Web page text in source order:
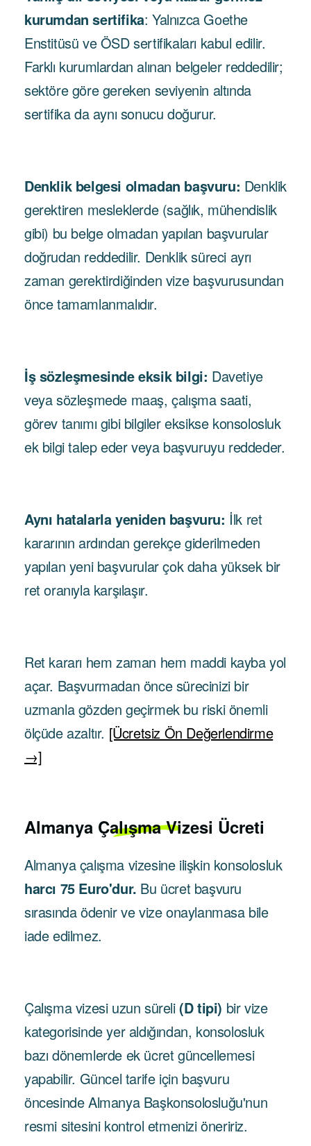
kurumdan sertifika: Yalnızca Goethe
Enstitüsü ve ÖSD sertifikaları kabul edilir.
Farklı kurumlardan alınan belgeler reddedilir;
sektöre göre gereken seviyenin altında
sertifika da aynı sonucu doğurur.
Denklik belgesi olmadan başvuru: Denklik
gerektiren mesleklerde (sağlık, mühendislik
gibi) bu belge olmadan yapılan başvurular
doğrudan reddedilir. Denklik süreci ayrı
zaman gerektirdiğinden vize başvurusundan
önce tamamlanmalıdır.
İş sözleşmesinde eksik bilgi: Davetiye
veya sözleşmede maaş, çalışma saati,
görev tanımı gibi bilgiler eksikse konsolosluk
ek bilgi talep eder veya başvuruyu reddeder.
Aynı hatalarla yeniden başvuru: İlk ret
kararının ardından gerekçe giderilmeden
yapılan yeni başvurular çok daha yüksek bir
ret oranıyla karşılaşır.
Ret kararı hem zaman hem maddi kayba yol
açar. Başvurmadan önce sürecinizi bir
uzmanla gözden geçirmek bu riski önemli
ölçüde azaltır. [Ücretsiz Ön Değerlendirme
→]
Almanya Çalışma Vizesi Ücreti
Almanya çalışma vizesine ilişkin konsolosluk
harcı 75 Euro'dur. Bu ücret başvuru
sırasında ödenir ve vize onaylanmasa bile
iade edilmez.
Çalışma vizesi uzun süreli(D tipi) bir vize
kategorisinde yer aldığından, konsolosluk
bazı dönemlerde ek ücret güncellemesi
yapabilir. Güncel tarife için başvuru
öncesinde Almanya Başkonsolosluğu'nun
resmi sitesini kontrol etmenizi öneririz.